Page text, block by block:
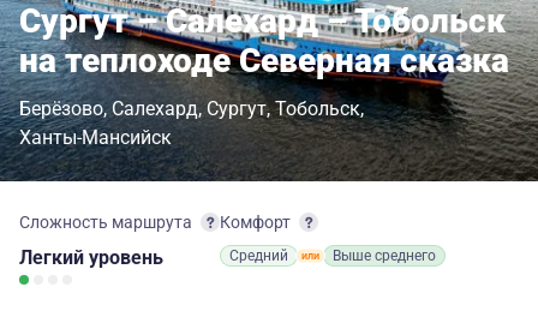
Сургут – Салехард – Тобольск
на теплоходе Северная сказка
Берёзово Салехард Сургут Тобольск
Ханты-Мансийск
Сложность маршрута
Легкий уровень
Комфорт
Средний Выше среднего